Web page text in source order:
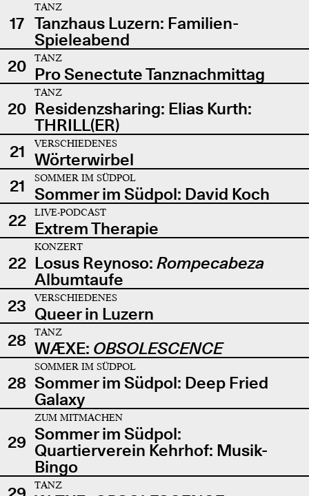
17
TANZ
Tanzhaus Luzern: Familien-
Spieleabend
20
TANZ
Pro Senectute Tanznachmittag
20
TANZ
Residenzsharing: Elias Kurth:
THRILL(ER)
21
VERSCHIEDENES
Wörterwirbel
21
SOMMER IM SÜDPOL
Sommer im Südpol: David Koch
22
LIVE-PODCAST
Extrem Therapie
22
KONZERT
Losus Reynoso: Rompecabeza
Albumtaufe
23
VERSCHIEDENES
Queer in Luzern
28
TANZ
WÆXE: OBSOLESCENCE
28
SOMMER IM SÜDPOL
Sommer im Südpol: Deep Fried
Galaxy
29
ZUM MITMACHEN
Sommer im Südpol:
Quartierverein Kehrhof: Musik-
Bingo
TANZ